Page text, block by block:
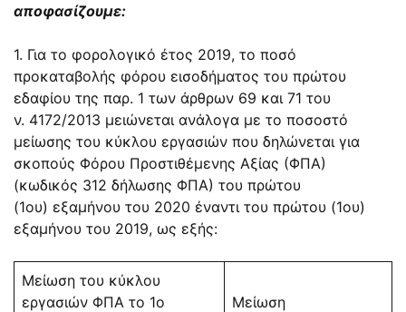
αποφασίζουμε:
1. Για το φορολογικό έτος 2019, το ποσό
προκαταβολής φόρου εισοδήματος του πρώτου
εδαφίου της παρ. 1 των άρθρων 69 και 71 του
ν. 4172/2013 μειώνεται ανάλογα με το ποσοστό
μείωσης του κύκλου εργασιών που δηλώνεται για
σκοπούς Φόρου Προστιθέμενης Αξίας (ΦΠΑ)
(κωδικός 312 δήλωσης ΦΠΑ) του πρώτου
(1ου) εξαμήνου του 2020 έναντι του πρώτου (1ου)
εξαμήνου του 2019, ως εξής:
Μείωση του κύκλου
εργασιών ΦΠΑ το 1ο
Μείωση